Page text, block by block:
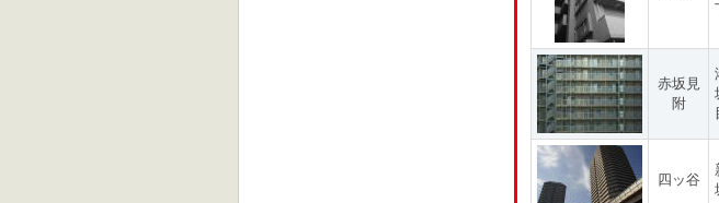
赤坂見
附
四ッ谷